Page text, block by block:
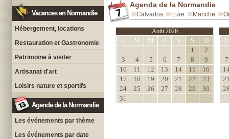
Vacances en Normandie
Hébergement, locations
Restauration et Gastronomie
Patrimoine à visiter
Artisanat d'art
Loisirs nature et sportifs
Agenda de la Normandie
Les événements par thème
Les événements par date
Agenda de la Normandie
Calvados Eure Manche
Août 2026
L M M J V S
D
1
2
3
4 5 6 7 8
9
10
11 12 13 14 15
16
17
18 19 20 21 22
23
24
25 26 27 28 29
30
31
L
7